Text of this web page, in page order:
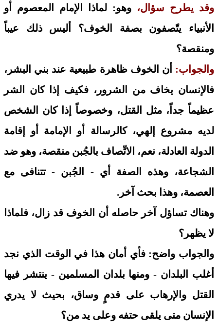
وقد يطرح سؤال، وهو: لماذا الإمام المعصوم أو
الأنبياء يتّصفون بصفة الخوف؟ أليس ذلك عيباً
ومنقصة؟
والجواب: أن الخوف ظاهرة طبيعية عند بني البشر،
فالإنسان يخاف من الشرور، فكيف إذا كان الشر
عظيماً جداً، مثل القتل، وخصوصاً إذا كان الشخص
لديه مشروع إلهي، كالرسالة أو الإمامة أو إقامة
الدولة العادلة، نعم، الاتِّصاف بالجُبن منقصة، وهو ضد
الشجاعة، وهذه الصفة أي - الجُبن - تتنافى مع
العصمة، وهذا بحث آخر.
وهناك تساؤل آخر حاصله أن الخوف قد زال، فلماذا
لا يظهر؟
والجواب واضح: فأي أمان هذا في الوقت الذي نجد
أغلب البلدان - ومنها بلدان المسلمين - ينتشر فيها
القتل والإرهاب على قدمٍ وساق، بحيث لا يدري
الإنسان متى يلقى حتفه وعلى يد من؟